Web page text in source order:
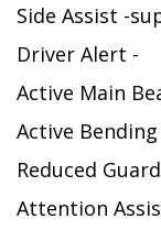
Side Assist -
Driver Alert -
Active Main
Active
Reduced
Attention